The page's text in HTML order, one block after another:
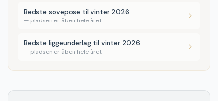
Bedste sovepose til vinter 2026
— pladsen er åben hele året
Bedste liggeunderlag til vinter 2026
— pladsen er åben hele året